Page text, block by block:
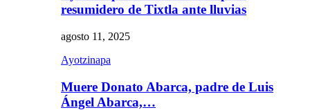
resumidero de Tixtla ante lluvias
agosto 11, 2025
Ayotzinapa
Muere Donato Abarca, padre de Luis
Ángel Abarca,…